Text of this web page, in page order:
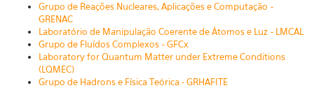
Grupo de Reações Nucleares, Aplicações e Computação -
GRENAC
Laboratório de Manipulação Coerente de Átomos e Luz - LMCAL
Grupo de Fluídos Complexos - GFCx
Laboratory for Quantum Matter under Extreme Conditions
(LQMEC)
Grupo de Hadrons e Física Teórica - GRHAFITE